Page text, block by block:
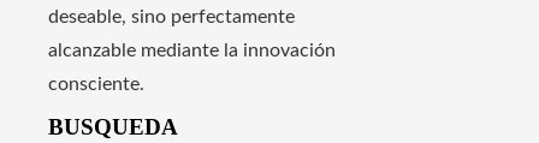
deseable, sino perfectamente
alcanzable mediante la innovación
consciente.
BUSQUEDA